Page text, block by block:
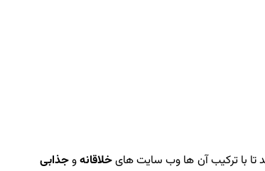
تا با ترکیب آن ها وب سایت هایخلاقانهوجذابی